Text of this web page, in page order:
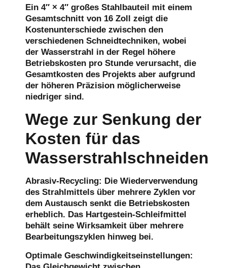
Ein 4″ × 4″ großes Stahlbauteil mit einem
Gesamtschnitt von 16 Zoll zeigt die
Kostenunterschiede zwischen den
verschiedenen Schneidtechniken, wobei
der Wasserstrahl in der Regel höhere
Betriebskosten pro Stunde verursacht, die
Gesamtkosten des Projekts aber aufgrund
der höheren Präzision möglicherweise
niedriger sind.
Wege zur Senkung der
Kosten für das
Wasserstrahlschneiden
Abrasiv-Recycling: Die Wiederverwendung
des Strahlmittels über mehrere Zyklen vor
dem Austausch senkt die Betriebskosten
erheblich. Das Hartgestein-Schleifmittel
behält seine Wirksamkeit über mehrere
Bearbeitungszyklen hinweg bei.
Optimale Geschwindigkeitseinstellungen: